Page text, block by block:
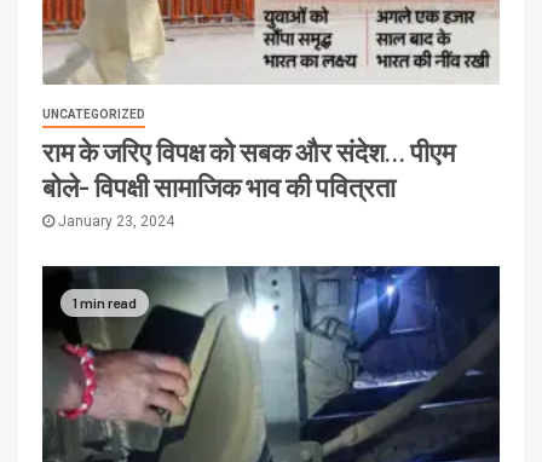
UNCATEGORIZED
राम के जरिए विपक्ष को सबक और संदेश… पीएम
बोले- विपक्षी सामाजिक भाव की पवित्रता
January 23, 2024
1 min read